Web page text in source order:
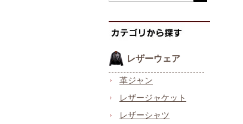
レザーウェア
革ジャン
レザージャケット
レザーシャツ